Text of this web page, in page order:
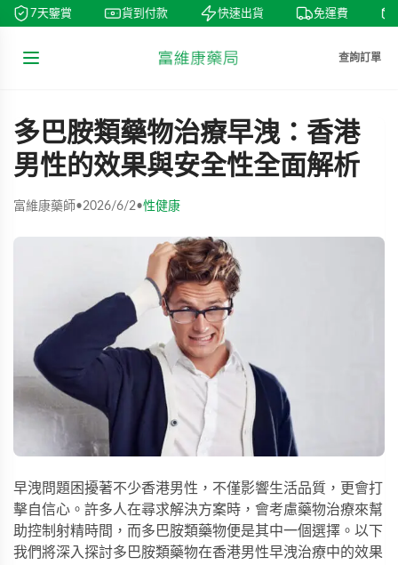
7天鑒賞 貨到付款 快速出貨 免運費
查詢訂單
多巴胺類藥物治療早洩：香港
男性的效果與安全性全面解析
富維康藥師•2026/6/2•性健康
早洩問題困擾著不少香港男性，不僅影響生活品質，更會打
擊自信心。許多人在尋求解決方案時，會考慮藥物治療來幫
助控制射精時間，而多巴胺類藥物便是其中一個選擇。以下
我們將深入探討多巴胺類藥物在香港男性早洩治療中的效果